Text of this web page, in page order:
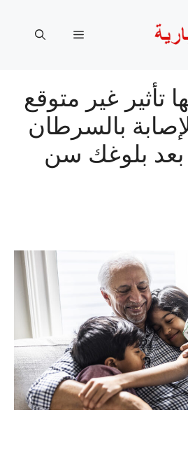
القائمة
تأثير غير متوقع
بالسرطان
بلوغك سن